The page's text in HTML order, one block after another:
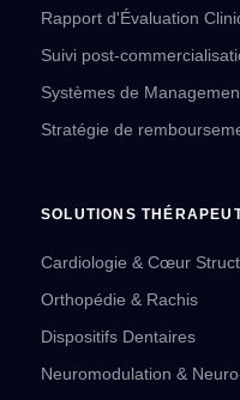
Rapport d'Évaluation
Suivi post-
Systèmes de
Stratégie de
SOLUTIONS
Cardiologie & Cœur
Orthopédie & Rachis
Dispositifs Dentaires
Neuromodulation &